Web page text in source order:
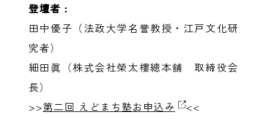
登壇者 :
田中優子（法政大学名誉教授・江戸文化研
究者）
細田眞（株式会社榮太樓總本舗 取締役会
長）
>>第二回 えどまち塾お申込み <<